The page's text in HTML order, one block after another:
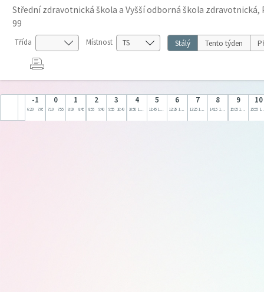
Střední zdravotnická škola a Vyšší odborná škola zdravotnická,
99
Třída Místnost Stálý Tento týden
-1
6:20 7:05
0
7:10 7:55
1
8:00 8:45
2
8:55 9:40
3
9:55 10:40
4
10:50 11:35
5
11:45 12:30
6
12:35 13:20
7
13:25 14:10
8
14:15 15:00
9
15:05 15:50
10
15:55